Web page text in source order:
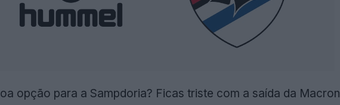
opção para a Sampdoria? Ficas triste com a saída da